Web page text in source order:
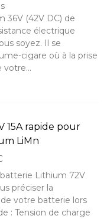
36V (42V DC) de
électrique
soyez. Il se
cigare où à la prise
votre...
15A rapide pour
LiMn
Lithium 72V
préciser la
votre batterie lors
: Tension de charge